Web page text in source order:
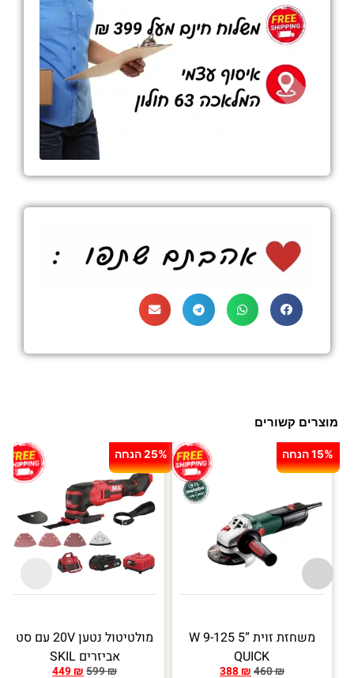
מוצרים קשורים
25% הנחה
מולטיטול נטען 20V עם סט
אביזרים SKIL
599₪
449₪
15% הנחה
משחזת זוית “5 W 9-125
QUICK
460₪
388₪